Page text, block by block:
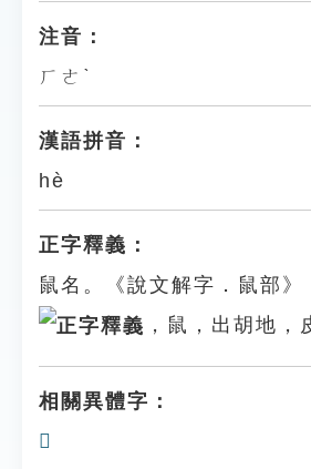
注音：
ㄏㄜˋ
漢語拼音：
hè
正字釋義：
鼠名。《說文解字．鼠部》
，鼠，出胡地，
相關異體字：
𪕘